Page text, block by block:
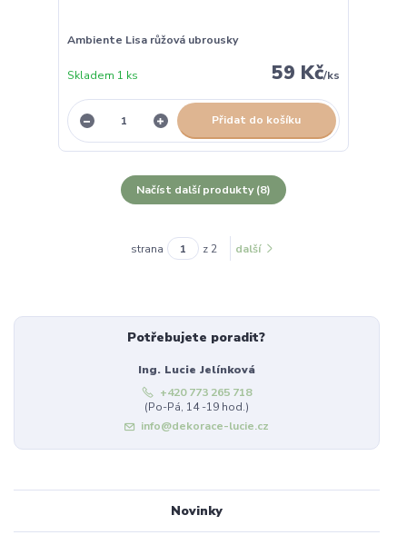
Ambiente Lisa růžová ubrousky
59 Kč/ks
Skladem 1 ks
Přidat do košíku
Načíst další produkty (8)
strana z 2 další
Potřebujete poradit?
Ing. Lucie Jelínková
+420 773 265 718
(Po-Pá, 14 -19 hod.)
info@dekorace-lucie.cz
Novinky